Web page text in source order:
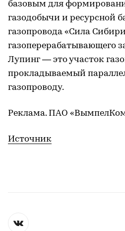
базовым для
газодобычи и ресурсной
газопровода «Сила
газоперерабатывающего
Лупинг — это участок
прокладываемый
газопроводу.
Реклама. ПАО
Источник